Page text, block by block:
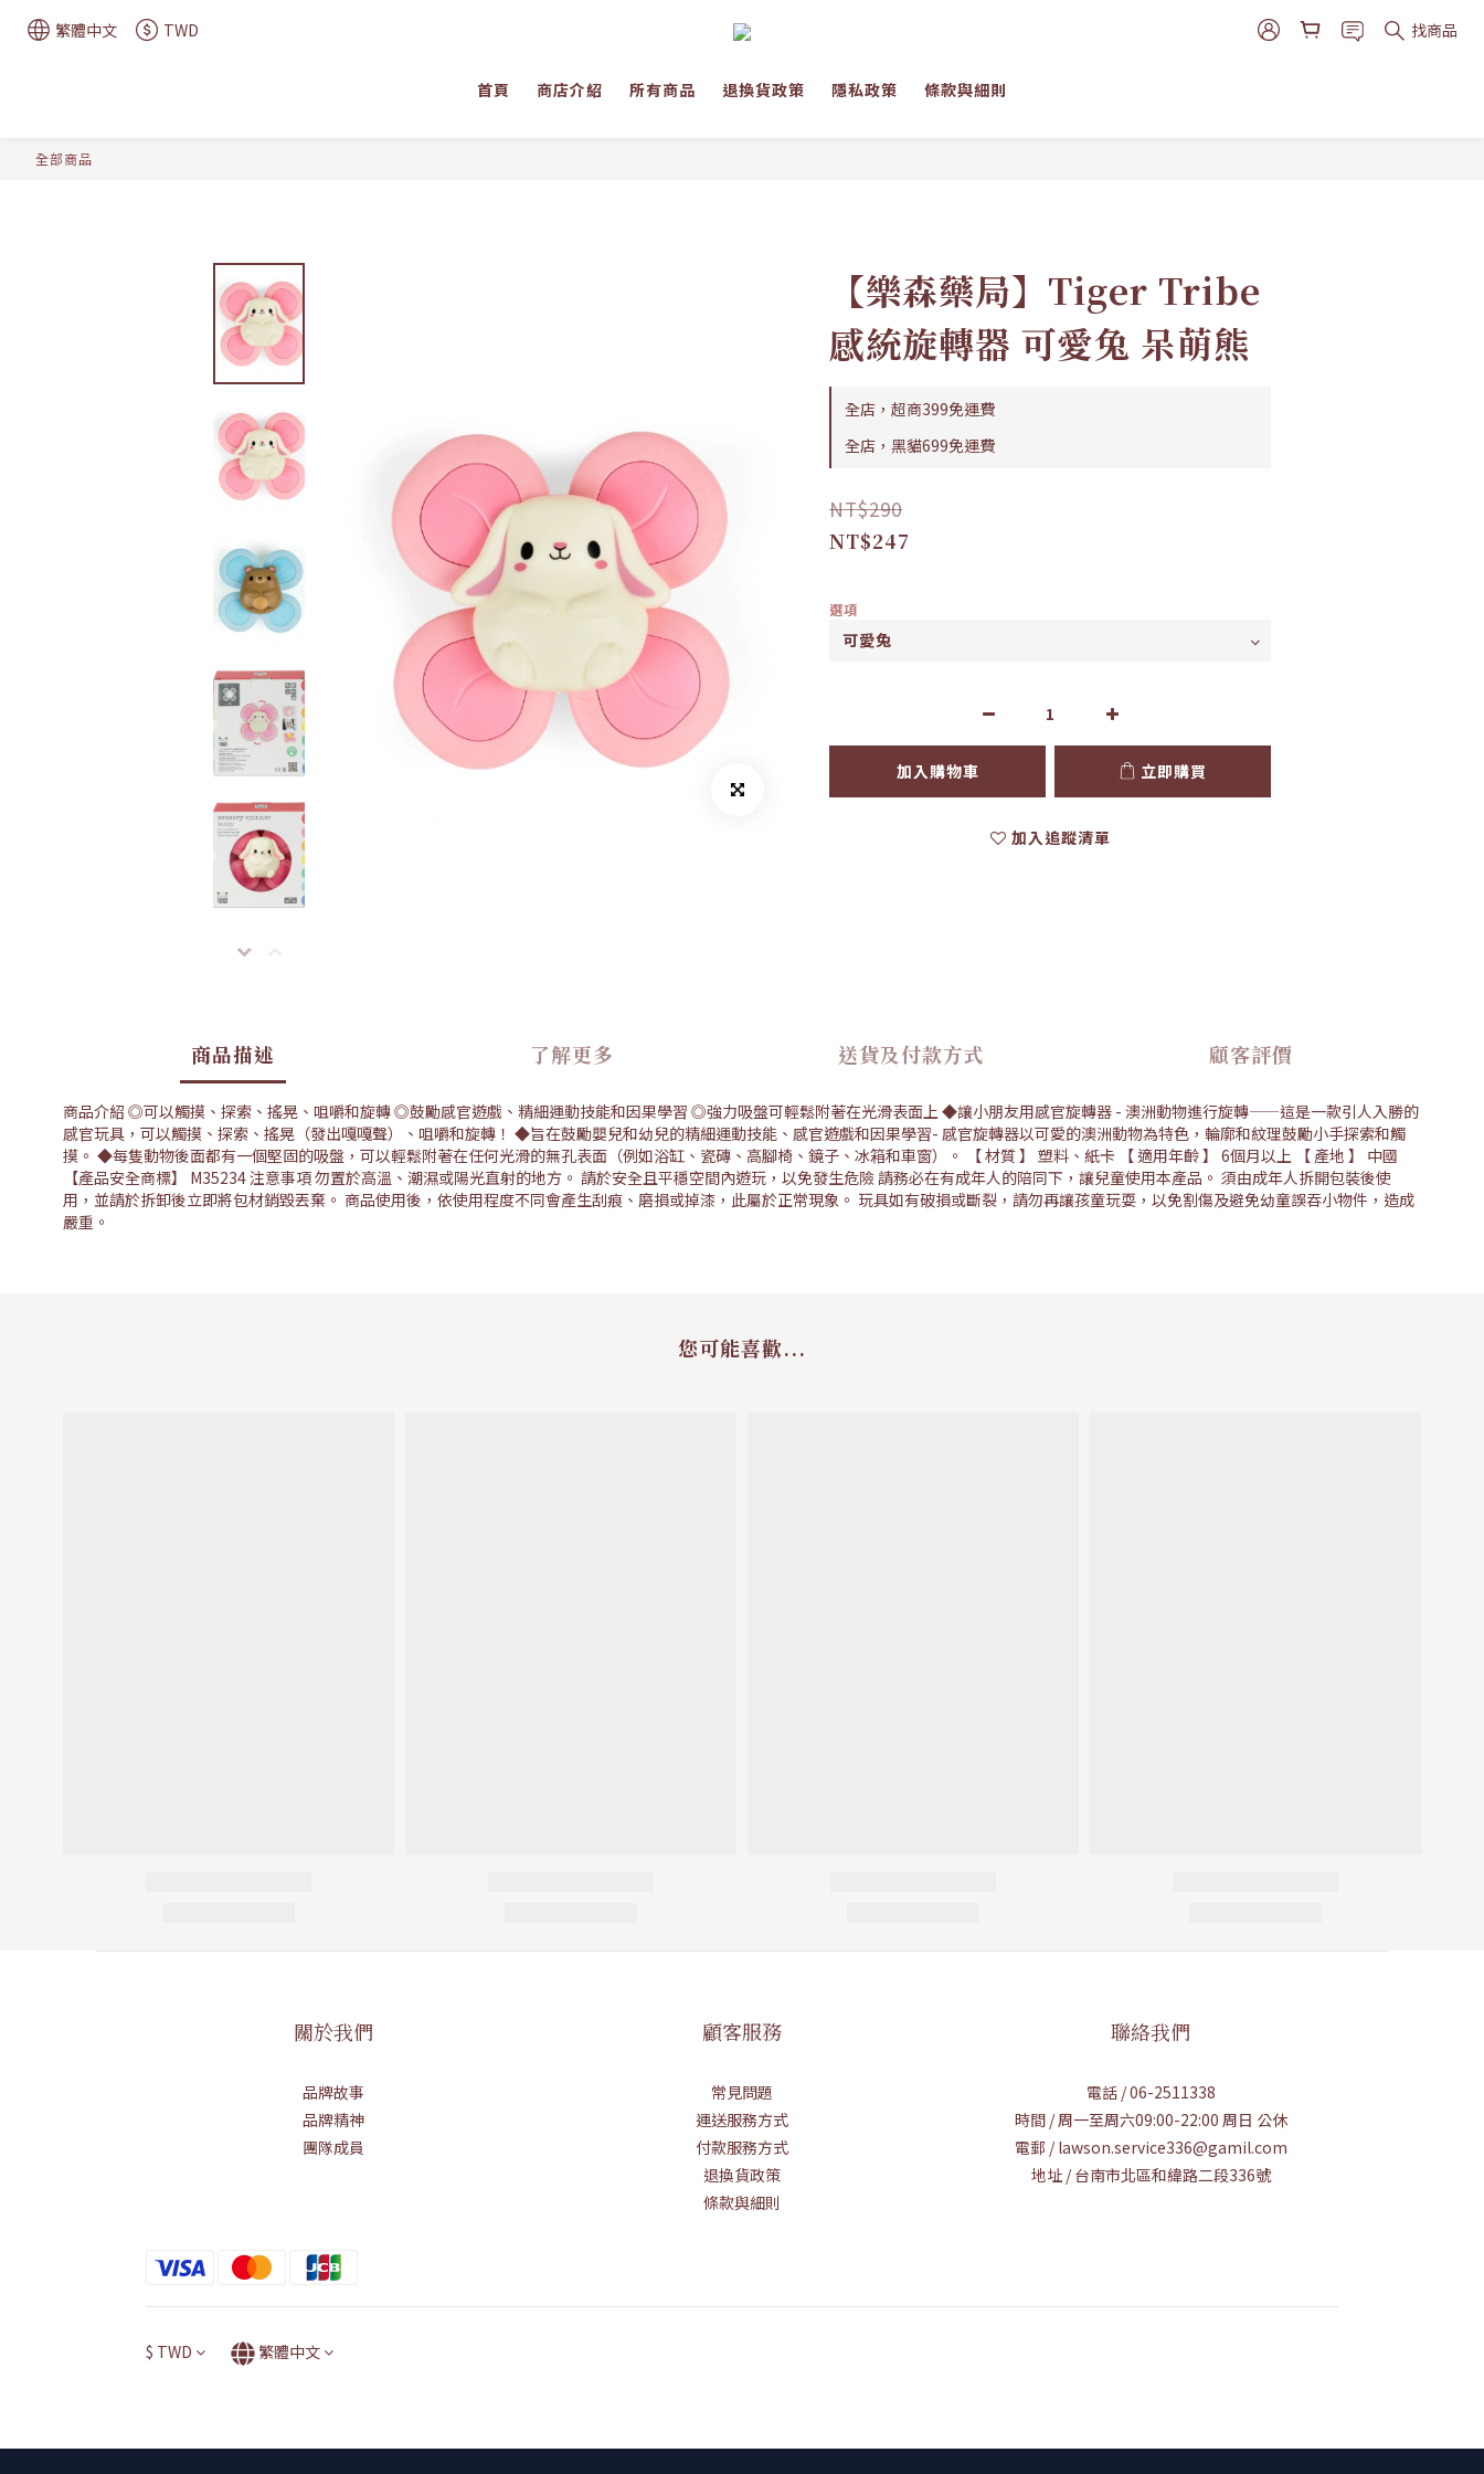
繁體中文 TWD 找商品
首頁 商店介紹 所有商品 退換貨政策 隱私政策 條款與細則
全部商品
【樂森藥局】Tiger Tribe
感統旋轉器 可愛兔 呆萌熊
全店，超商399免運費
全店，黑貓699免運費
NT$290
NT$247
選項
加入購物車 立即購買
加入追蹤清單
商品描述 了解更多 送貨及付款方式 顧客評價
商品介紹 ◎可以觸摸、探索、搖晃、咀嚼和旋轉 ◎鼓勵感官遊戲、精細運動技能和因果學習 ◎強力吸盤可輕鬆附著在光滑表面上 ◆讓小朋友用感官旋轉器 - 澳洲動物進行旋轉——這是一款引人入勝的
感官玩具，可以觸摸、探索、搖晃（發出嘎嘎聲）、咀嚼和旋轉！ ◆旨在鼓勵嬰兒和幼兒的精細運動技能、感官遊戲和因果學習- 感官旋轉器以可愛的澳洲動物為特色，輪廓和紋理鼓勵小手探索和觸
摸。 ◆每隻動物後面都有一個堅固的吸盤，可以輕鬆附著在任何光滑的無孔表面（例如浴缸、瓷磚、高腳椅、鏡子、冰箱和車窗）。 【 材質 】 塑料、紙卡 【 適用年齡 】 6個月以上 【 產地 】 中國
【產品安全商標】 M35234 注意事項 勿置於高溫、潮濕或陽光直射的地方。 請於安全且平穩空間內遊玩，以免發生危險 請務必在有成年人的陪同下，讓兒童使用本產品。 須由成年人拆開包裝後使
用，並請於拆卸後立即將包材銷毀丟棄。 商品使用後，依使用程度不同會產生刮痕、磨損或掉漆，此屬於正常現象。 玩具如有破損或斷裂，請勿再讓孩童玩耍，以免割傷及避免幼童誤吞小物件，造成
嚴重。
您可能喜歡...
關於我們
品牌故事
品牌精神
團隊成員
顧客服務
常見問題
運送服務方式
付款服務方式
退換貨政策
條款與細則
聯絡我們
電話 / 06-2511338
時間 / 周一至周六09:00-22:00 周日 公休
電郵 / lawson.service336@gamil.com
地址 / 台南市北區和緯路二段336號
$ TWD 繁體中文